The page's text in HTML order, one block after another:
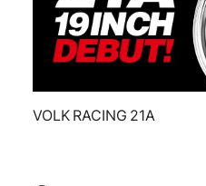
VOLK RACING 21A